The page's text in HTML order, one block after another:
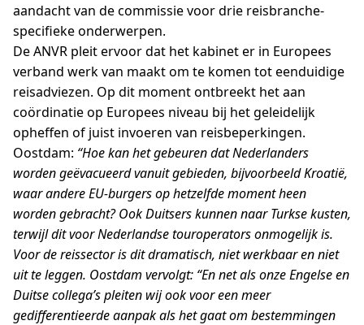
aandacht van de commissie voor drie reisbranche-
specifieke onderwerpen.
De ANVR pleit ervoor dat het kabinet er in Europees
verband werk van maakt om te komen tot eenduidige
reisadviezen. Op dit moment ontbreekt het aan
coördinatie op Europees niveau bij het geleidelijk
opheffen of juist invoeren van reisbeperkingen.
Oostdam: “Hoe kan het gebeuren dat Nederlanders
worden geëvacueerd vanuit gebieden, bijvoorbeeld Kroatië,
waar andere EU-burgers op hetzelfde moment heen
worden gebracht? Ook Duitsers kunnen naar Turkse kusten,
terwijl dit voor Nederlandse touroperators onmogelijk is.
Voor de reissector is dit dramatisch, niet werkbaar en niet
uit te leggen. Oostdam vervolgt: “En net als onze Engelse en
Duitse collega’s pleiten wij ook voor een meer
gedifferentieerde aanpak als het gaat om bestemmingen